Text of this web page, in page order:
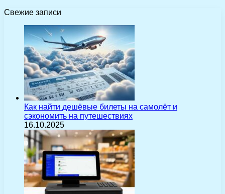
Свежие записи
Как найти дешёвые билеты на самолёт и
сэкономить на путешествиях
16.10.2025